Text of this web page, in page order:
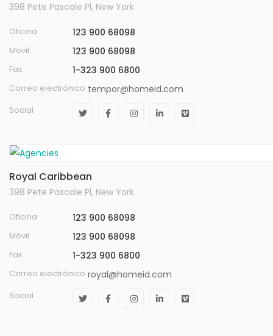
398 Pete Pascale Pl, New York
Oficina 123 900 68098
Móvil 123 900 68098
Fax 1-323 900 6800
Correo electrónico tempor@homeid.com
Social
Royal Caribbean
398 Pete Pascale Pl, New York
Oficina 123 900 68098
Móvil 123 900 68098
Fax 1-323 900 6800
Correo electrónico royal@homeid.com
Social